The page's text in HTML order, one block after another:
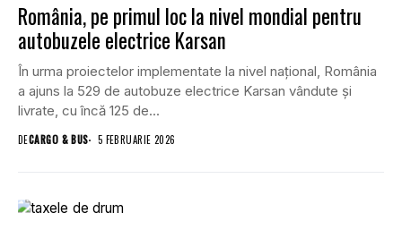
România, pe primul loc la nivel mondial pentru
autobuzele electrice Karsan
În urma proiectelor implementate la nivel național, România
a ajuns la 529 de autobuze electrice Karsan vândute și
livrate, cu încă 125 de...
DECARGO & BUS 5 FEBRUARIE 2026